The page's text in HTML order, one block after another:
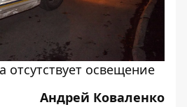
отсутствует освещение
Андрей Коваленко